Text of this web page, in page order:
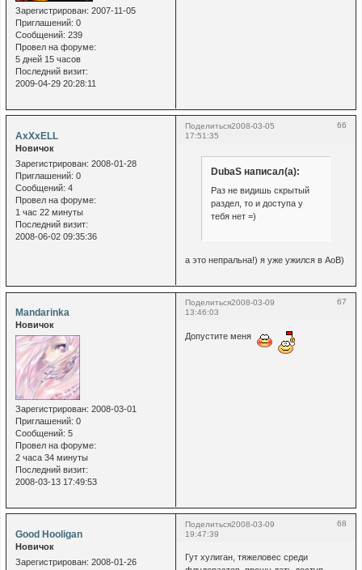
Зарегистрирован: 2007-11-05
Приглашений: 0
Сообщений: 239
Провел на форуме:
5 дней 15 часов
Последний визит:
2009-04-29 20:28:11
Поделиться 66
2008-03-05
17:51:35
AxXxELL
Новичок
Зарегистрирован: 2008-01-28
Приглашений: 0
Сообщений: 4
Провел на форуме:
1 час 22 минуты
Последний визит:
2008-06-02 09:35:36
DubaS написал(а):
Раз не видишь скрытый
раздел, то и доступа у
тебя нет =)
а это непральна!) я уже ужился в АоВ)
Поделиться 67
2008-03-09
13:46:03
Mandarinka
Новичок
Зарегистрирован: 2008-03-01
Приглашений: 0
Сообщений: 5
Провел на форуме:
2 часа 34 минуты
Последний визит:
2008-03-13 17:49:53
Допустите меня
Поделиться 68
2008-03-09
19:47:39
Good Hooligan
Новичок
Зарегистрирован: 2008-01-26
Гут хулиган, тяжеловес среди